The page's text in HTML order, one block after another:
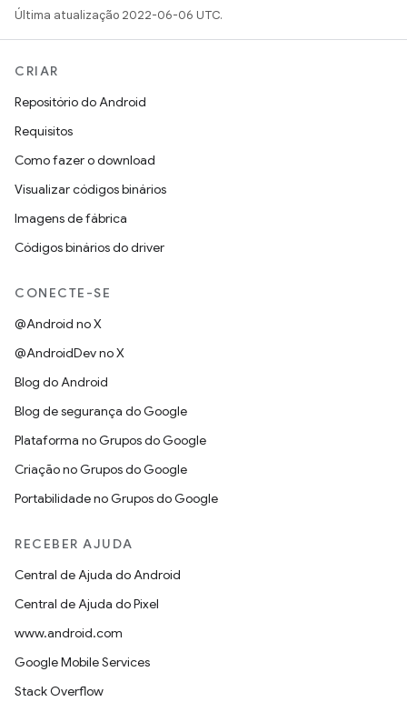
Última atualização 2022-06-06 UTC.
CRIAR
Repositório do Android
Requisitos
Como fazer o download
Visualizar códigos binários
Imagens de fábrica
Códigos binários do driver
CONECTE-SE
@Android no X
@AndroidDev no X
Blog do Android
Blog de segurança do Google
Plataforma no Grupos do Google
Criação no Grupos do Google
Portabilidade no Grupos do Google
RECEBER AJUDA
Central de Ajuda do Android
Central de Ajuda do Pixel
www.android.com
Google Mobile Services
Stack Overflow